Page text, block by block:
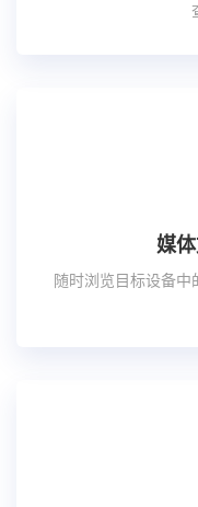
媒
随时浏览目标设备